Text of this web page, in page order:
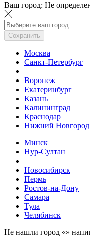
Ваш город: Не
Сохранить
Москва
Санкт-Петербург
Воронеж
Екатеринбург
Казань
Калининград
Краснодар
Нижний Новгород
Минск
Нур-Султан
Новосибирск
Пермь
Ростов-на-Дону
Самара
Тула
Челябинск
Не нашли город «»